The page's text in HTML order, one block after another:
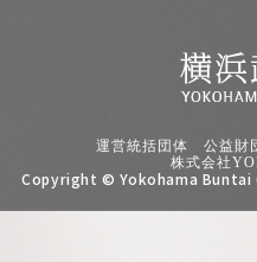
運営統括団体 公益財
株式会社
Copyright © Yokohama